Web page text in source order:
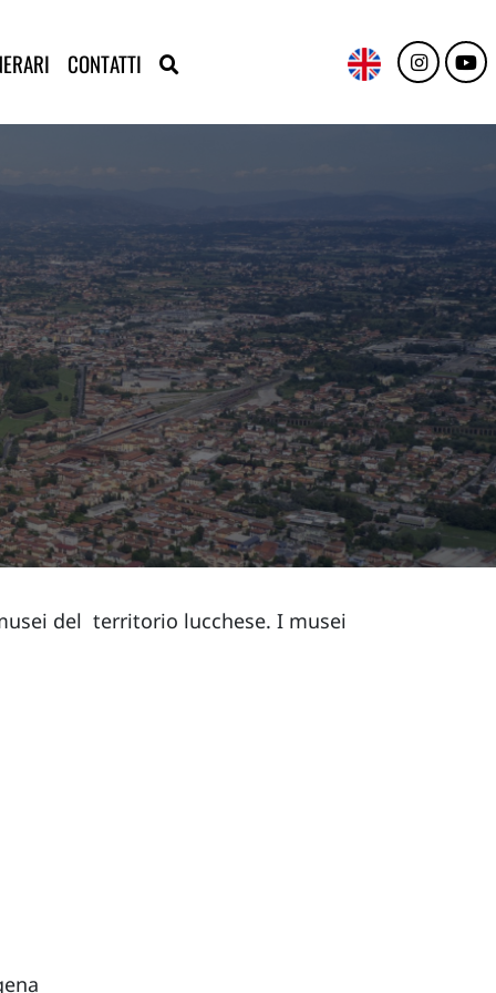
CONTATTI
del territorio lucchese. I musei